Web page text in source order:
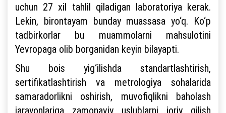
uchun 27 xil tahlil qiladigan laboratoriya kerak.
Lekin, birontayam bunday muassasa yo‘q. Ko‘p
tadbirkorlar bu muammolarni mahsulotini
Yevropaga olib borganidan keyin bilayapti.
Shu bois yig‘ilishda standartlashtirish,
sertifikatlashtirish va metrologiya sohalarida
samaradorlikni oshirish, muvofiqlikni baholash
jarayonlariga zamonaviy uslublarni joriy qilish